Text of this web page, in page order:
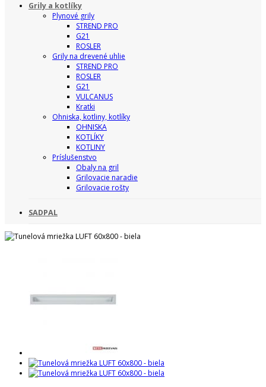
Grily a kotlíky
Plynové grily
STREND PRO
G21
ROSLER
Grily na drevené uhlie
STREND PRO
ROSLER
G21
VULCANUS
Kratki
Ohniska, kotliny, kotlíky
OHNISKA
KOTLÍKY
KOTLINY
Príslušenstvo
Obaly na gril
Grilovacie naradie
Grilovacie rošty
SADPAL